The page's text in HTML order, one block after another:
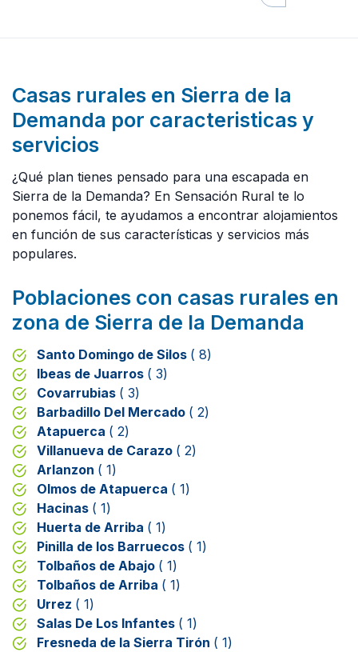
Casas rurales en Sierra de la
Demanda por caracteristicas y
servicios
¿Qué plan tienes pensado para una escapada en
Sierra de la Demanda? En Sensación Rural te lo
ponemos fácil, te ayudamos a encontrar alojamientos
en función de sus características y servicios más
populares.
Poblaciones con casas rurales en
zona de Sierra de la Demanda
Santo Domingo de Silos ( 8)
Ibeas de Juarros ( 3)
Covarrubias ( 3)
Barbadillo Del Mercado ( 2)
Atapuerca ( 2)
Villanueva de Carazo ( 2)
Arlanzon ( 1)
Olmos de Atapuerca ( 1)
Hacinas ( 1)
Huerta de Arriba ( 1)
Pinilla de los Barruecos ( 1)
Tolbaños de Abajo ( 1)
Tolbaños de Arriba ( 1)
Urrez ( 1)
Salas De Los Infantes ( 1)
Fresneda de la Sierra Tirón ( 1)